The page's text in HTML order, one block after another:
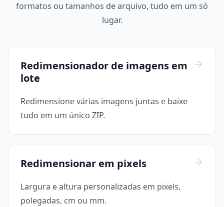
formatos ou tamanhos de arquivo, tudo em um só
lugar.
Redimensionador de imagens em
lote
Redimensione várias imagens juntas e baixe
tudo em um único ZIP.
Redimensionar em pixels
Largura e altura personalizadas em pixels,
polegadas, cm ou mm.